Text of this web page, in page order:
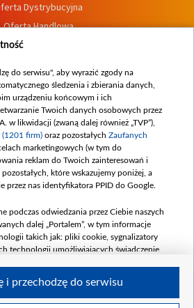
Dystrybucyjna
Oferta Handlowa
Dostępność
zgłoszeń wewnętrznych
do serwisu", aby wyrazić zgody na
śledzenia i zbierania danych,
urządzeniu końcowym i ich
Twoich danych osobowych przez
w likwidacji (zwaną dalej również „TVP”),
(1201 firm) oraz pozostałych Zaufanych
celach marketingowych (w tym do
reklam do Twoich zainteresowań i
które wskazujemy poniżej, a
przez nas identyfikatora PPID do Google.
podczas odwiedzania przez Ciebie naszych
dalej „Portalem”, w tym informacje
takich jak: pliki cookie, sygnalizatory
technologii umożliwiających świadczenie
i przechodzę do serwisu